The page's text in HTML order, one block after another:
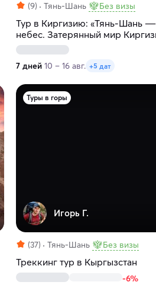
(9) Тянь-Шань Без визы
Тур в Киргизию: «Тянь-Шань ―
небес. Затерянный мир
7 дней 10 – 16 авг. +5 дат
Туры в горы
Игорь Г.
(37) Тянь-Шань Без визы
Треккинг тур в Кыргызстан
-6%